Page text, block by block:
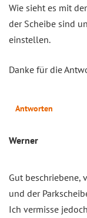
Wie sieht es mit
der Scheibe sind
einstellen.
Danke für die
Antworten
Werner
Gut beschriebene,
und der
Ich vermisse